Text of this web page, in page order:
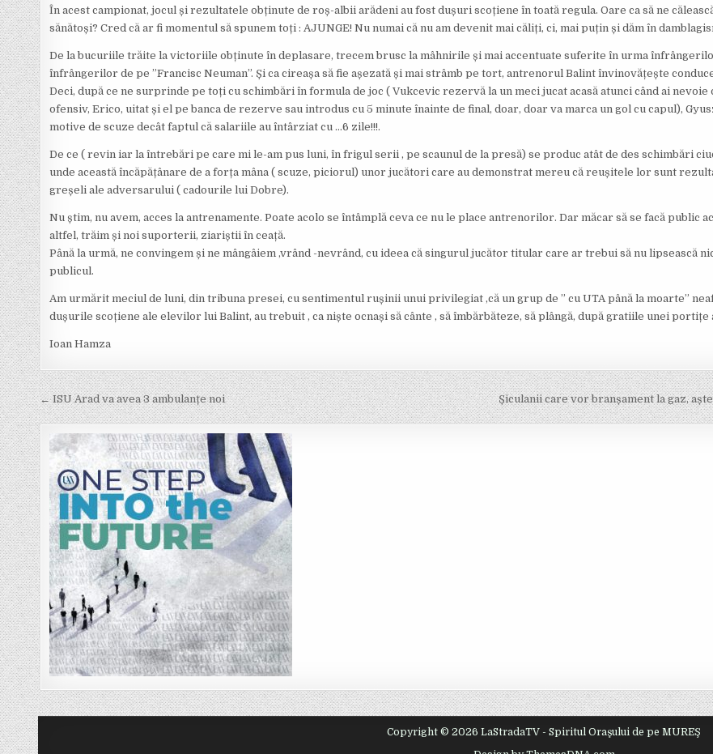
În acest campionat, jocul și rezultatele obținute de roș-albii arădeni au fost dușuri scoțiene în toată regula. Oare ca să ne
sănătoși? Cred că ar fi momentul să spunem toți : AJUNGE! Nu numai că nu am devenit mai căliți, ci, mai puțin și dăm în
De la bucuriile trăite la victoriile obținute în deplasare, trecem brusc la mâhnirile și mai accentuate suferite în urma
înfrângerilor de pe ”Francisc Neuman”. Și ca cireașa să fie așezată și mai strâmb pe tort, antrenorul Balint învinovățește
Deci, după ce ne surprinde pe toți cu schimbări în formula de joc ( Vukcevic rezervă la un meci jucat acasă atunci când ai nevoie
ofensiv, Erico, uitat și el pe banca de rezerve sau introdus cu 5 minute înainte de final, doar, doar va marca un gol cu capul),
motive de scuze decât faptul că salariile au întârziat cu …6 zile!!!.
De ce ( revin iar la întrebări pe care mi le-am pus luni, în frigul serii , pe scaunul de la presă) se produc atât de des schimbări
unde această încăpățânare de a forța mâna ( scuze, piciorul) unor jucători care au demonstrat mereu că reușitele lor sunt
greșeli ale adversarului ( cadourile lui Dobre).
Nu știm, nu avem, acces la antrenamente. Poate acolo se întâmplă ceva ce nu le place antrenorilor. Dar măcar să se facă public
altfel, trăim și noi suporterii, ziariștii în ceață.
Până la urmă, ne convingem și ne mângâiem ,vrând -nevrând, cu ideea că singurul jucător titular care ar trebui să nu lipsească
publicul.
Am urmărit meciul de luni, din tribuna presei, cu sentimentul rușinii unui privilegiat ,că un grup de ” cu UTA până la moarte”
dușurile scoțiene ale elevilor lui Balint, au trebuit , ca niște ocnași să cânte , să îmbărbăteze, să plângă, după gratiile unei portițe
Ioan Hamza
Post
navigation
Șiculanii care vor branșament la gaz,
← ISU Arad va avea 3 ambulanțe noi
Copyright © 2026 LaStradaTV - Spiritul Oraşului de pe MUREŞ